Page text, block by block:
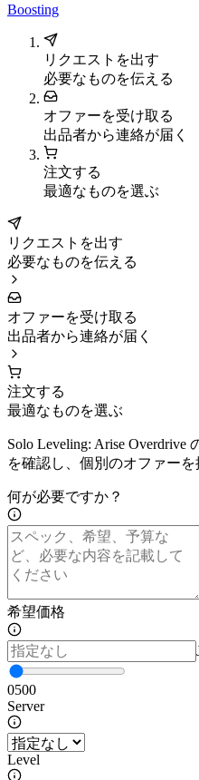
Boosting
リクエストを出す
必要なものを伝える
オファーを受け取る
出品者から連絡が届く
注文する
最適なものを選ぶ
リクエストを出す
必要なものを伝える
オファーを受け取る
出品者から連絡が届く
注文する
最適なものを選ぶ
Solo Leveling: Arise
を確認し、個別のオファーを
何が必要ですか？
希望価格
0500
Server
Level